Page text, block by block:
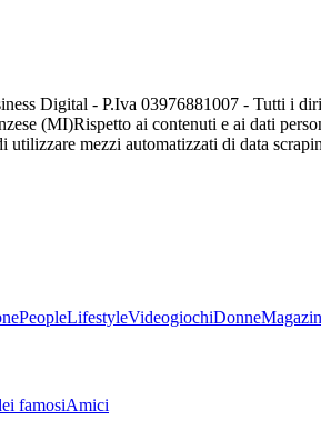
Digital - P.Iva 03976881007 - Tutti i
(MI)Rispetto ai contenuti e ai dati
utilizzare mezzi automatizzati di data
PeopleLifestyleVideogiochiDonne
famosiAmici